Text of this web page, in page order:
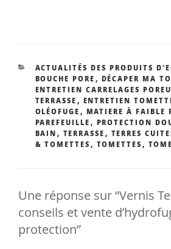
CATÉGORIES
ACTUALITÉS DES PRODUITS
BOUCHE PORE , DÉCAPER MA
ENTRETIEN CARRELAGES
TERRASSE , ENTRETIEN
OLÉOFUGE , MATIERE À FAIBLE
PAREFEUILLE , PROTECTION
BAIN , TERRASSE , TERRES
& TOMETTES , TOMETTES ,
Une réponse sur “Vernis
conseils et vente
protection”